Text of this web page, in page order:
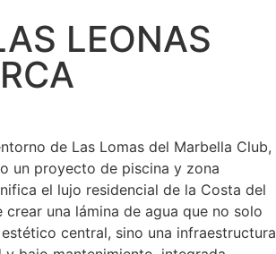
LEONAS
de Las Lomas del Marbella Club,
un proyecto de piscina y zona
el lujo residencial de la Costa del
una lámina de agua que no solo
central, sino una infraestructura